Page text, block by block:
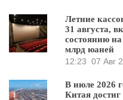
Летние
31 августа,
состоянию
млрд юаней
12:23 07 Авг
В июле 2026
Китая